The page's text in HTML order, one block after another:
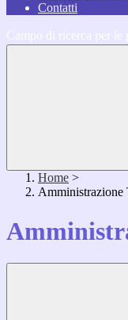
Contatti
Home >
Amministrazione